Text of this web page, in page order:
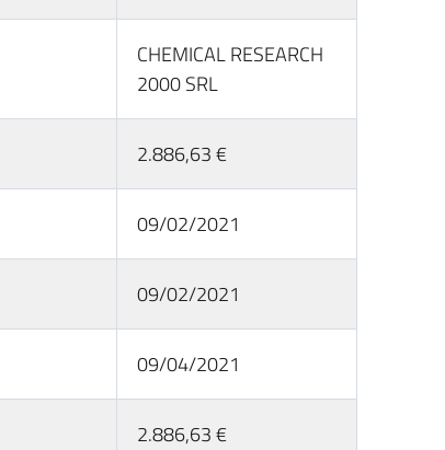
CHEMICAL RESEARCH
2000 SRL
2.886,63 €
09/02/2021
09/02/2021
09/04/2021
2.886,63 €